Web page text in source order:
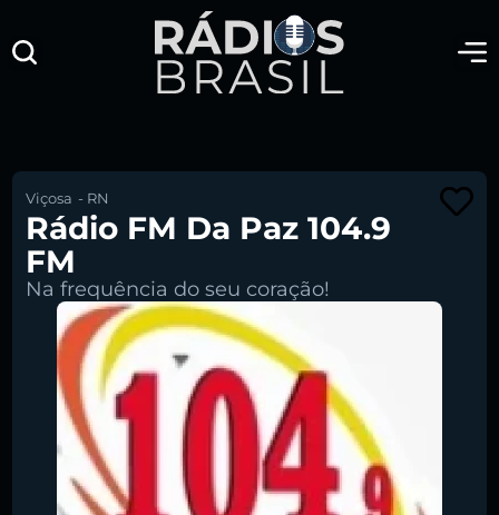
Viçosa - RN
Rádio FM Da Paz 104.9
FM
Na frequência do seu coração!